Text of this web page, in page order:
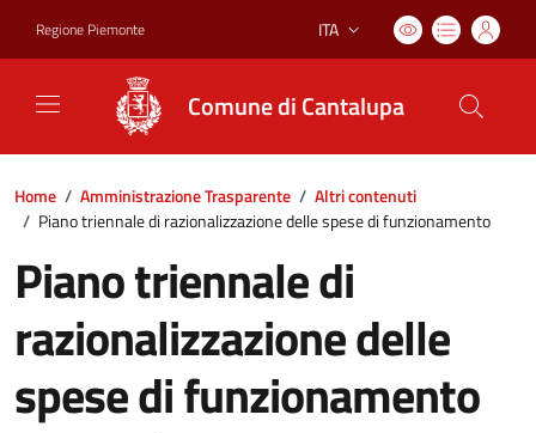
Regione Piemonte Lingua attiva:
ITA
Comune di Cantalupa
Home / Amministrazione Trasparente / Altri contenuti
/ Piano triennale di razionalizzazione delle spese di funzionamento
Piano triennale di
razionalizzazione delle
spese di funzionamento